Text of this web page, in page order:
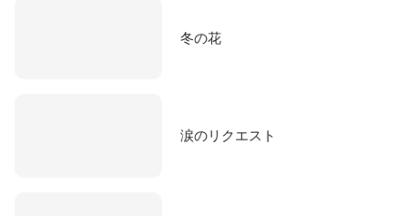
冬の花
涙のリクエスト